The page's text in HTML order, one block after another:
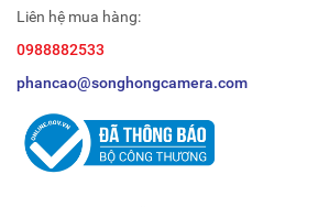
Liên hệ mua hàng:
0988882533
phancao@songhongcamera.com